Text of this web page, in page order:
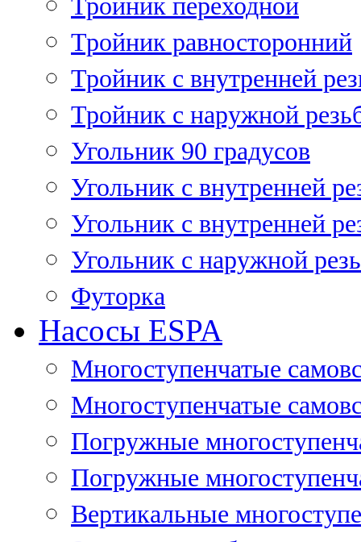
Тройник переходной
Тройник равносторонний
Тройник с внутренней
Тройник с наружной
Угольник 90 градусов
Угольник c внутренней
Угольник с внутренней
Угольник с наружной
Футорка
Насосы ESPA
Многоступенчатые
Многоступенчатые
Погружные
Погружные
Вертикальные